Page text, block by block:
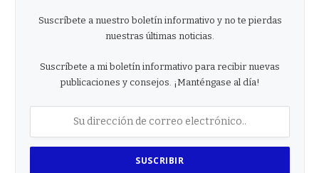
Suscríbete a nuestro boletín informativo y no te pierdas
nuestras últimas noticias.
Suscríbete a mi boletín informativo para recibir nuevas
publicaciones y consejos. ¡Manténgase al día!